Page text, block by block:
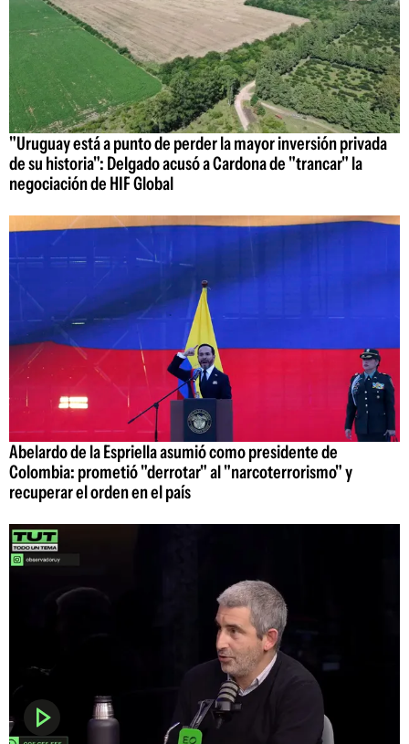
"Uruguay está a punto de perder la mayor inversión privada
de su historia": Delgado acusó a Cardona de "trancar" la
negociación de HIF Global
Abelardo de la Espriella asumió como presidente de
Colombia: prometió "derrotar" al "narcoterrorismo" y
recuperar el orden en el país